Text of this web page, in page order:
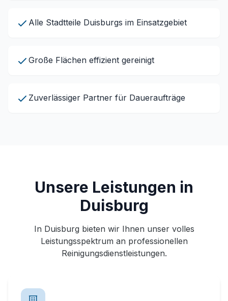
Alle Stadtteile Duisburgs im Einsatzgebiet
Große Flächen effizient gereinigt
Zuverlässiger Partner für Daueraufträge
Unsere Leistungen in
Duisburg
In Duisburg bieten wir Ihnen unser volles
Leistungsspektrum an professionellen
Reinigungsdienstleistungen.